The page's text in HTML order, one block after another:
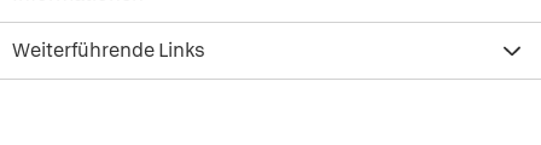
Weiterführende Links